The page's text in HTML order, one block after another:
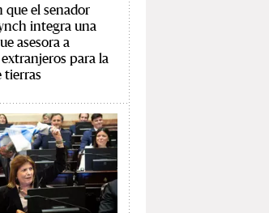
que el senador
integra una
asesora a
para la
tierras